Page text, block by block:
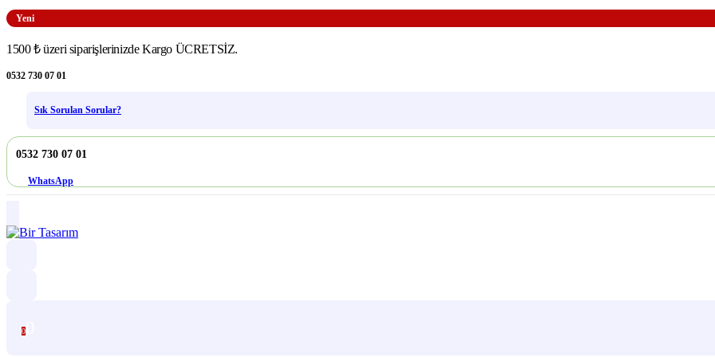
Yeni
1500 ₺ üzeri siparişlerinizde Kargo ÜCRETSİZ.
0532 730 07 01
Sık Sorulan Sorular?
0532 730 07 01
WhatsApp
0